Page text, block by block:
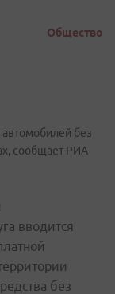
Общество
автомобилей без
сообщает РИА
вводится
без